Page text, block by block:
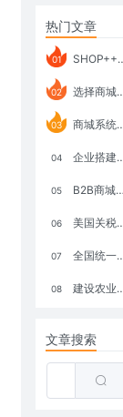
热门文章
01 SHOP++ B2B2C V9.1 全新发布 新亮点
02 选择商城系统要考虑哪些问题？
03 商城系统如何打通跨境电商模式？
04 企业搭建积分商城系统要注意什么？
05 B2B商城系统搭建：开发语言、功能、优势分析
06 美国关税政策冲击全球电商格局：五大类平台受重创，转型与自救成关键
07 全国统一大市场：电商如何掘金新蓝海？
08 建设农业强国，网上商城来助力！
文章搜索